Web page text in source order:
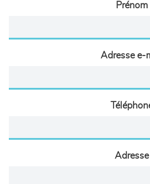
Prénom
Adresse e-
Adresse